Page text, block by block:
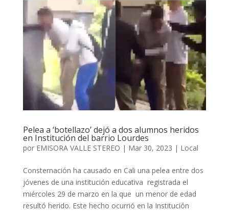
Pelea a ‘botellazo’ dejó a dos alumnos heridos
en Institución del barrio Lourdes
por EMISORA VALLE STEREO | Mar 30, 2023 | Local
Consternación ha causado en Cali una pelea entre dos
jóvenes de una institución educativa registrada el
miércoles 29 de marzo en la que un menor de edad
resultó herido. Este hecho ocurrió en la Institución